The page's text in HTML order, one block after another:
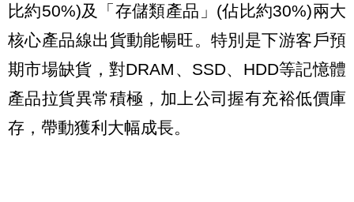
比約50%)及「存儲類產品」(佔比約30%)兩大
核心產品線出貨動能暢旺。特別是下游客戶預
期市場缺貨，對DRAM、SSD、HDD等記憶體
產品拉貨異常積極，加上公司握有充裕低價庫
存，帶動獲利大幅成長。